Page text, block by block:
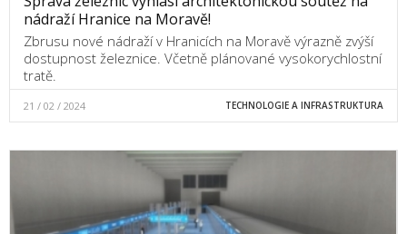
nádraží Hranice na Moravě!
Zbrusu nové nádraží v Hranicích na Moravě výrazně zvýší
dostupnost železnice. Včetně plánované vysokorychlostní
tratě.
21 / 02 / 2024 TECHNOLOGIE A INFRASTRUKTURA